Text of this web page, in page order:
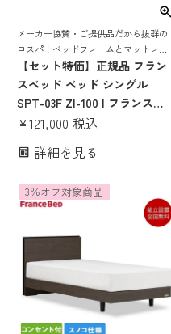
メーカー協賛・ご提供品だから抜群の
コスパ！ベッドフレームとマットレス
がセットでお得! モダンなデザイン、抗
菌、スノコ仕様、超省スペースでコン
ド
【セット特価】正規品 フラン
スベッド ベッド シングル
SPT-03F ZI-100 | フランスベ
ッド製 シングルベッド マット
ッドセット 抗菌 矢羽 モダン
ト 省スペース スノコ
¥121,000 税込
詳細を見る
3％オフ対象商品